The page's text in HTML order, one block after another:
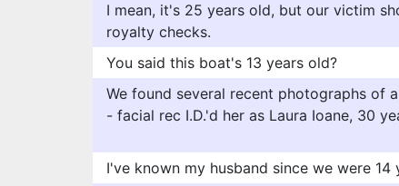
I mean, it's 25 years old, but our victim
royalty checks.
You said this boat's 13 years old?
We found several recent photographs of
- facial rec I.D.'d her as Laura Ioane, 30
I've known my husband since we were 14